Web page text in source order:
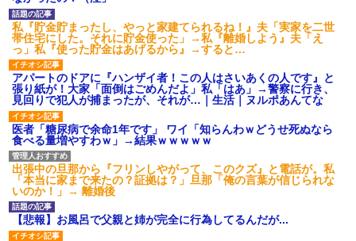
ｗｗｗ
【愕然】白のクラウン俺氏、
高速道路左車線を制限速度で走
った結果wwwwwwwwwwww
百年の恋12-899 食べた量を
張り合ってくる
【悲報】佐藤輝明・・・２軍
でも盛大にやらかす←あまり悲
しませないでくれ
私『貯金貯まったし、やっと家建てられるね！』夫「実家を二世
帯住宅にした。それに貯金使った」→私『離婚しよう』夫「え
っ」私『使った貯金はあげるから』→すると…
アパートのドアに『ハンザイ者！この人はさいあくの人です』と
張り紙が！大家「面倒はごめんだよ」私「はあ」→警察に行き、
見回りで犯人が捕まったが、それが…｜生活｜ヌルポあんてな
医者「糖尿病で余命1年です」 ワイ「知らんわｗどうせ死ぬなら
食べる量増やすわｗ」→結果ｗｗｗｗｗ
出張中の旦那から『フリンしやがって、このクズ』と電話が。私
「本当に家まで来たの？証拠は？」旦那「俺の言葉が信じられな
いのか！」→ 離婚後
【悲報】お風呂で父親と姉が完全に行為してるんだが...